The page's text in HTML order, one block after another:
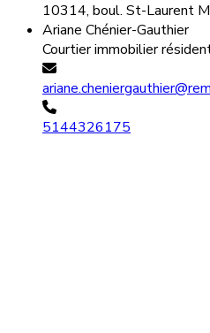
10314, boul. St-Laurent
Ariane Chénier-Gauthier
Courtier immobilier
5144326175